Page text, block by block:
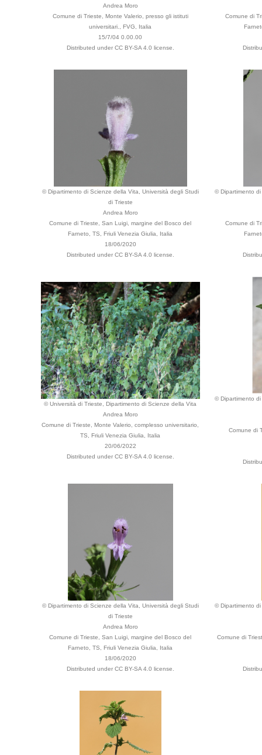
Andrea Moro
Comune di Trieste, Monte Valerio, presso gli istituti
universitari., FVG, Italia
15/7/04 0.00.00
Distributed under CC BY-SA 4.0 license.
Comune di
© Dipartimento di Scienze della Vita, Università degli Studi
di Trieste
Andrea Moro
Comune di Trieste, San Luigi, margine del Bosco del
Farneto, TS, Friuli Venezia Giulia, Italia
18/06/2020
Distributed under CC BY-SA 4.0 license.
© Dipartimento
Comune di
© Università di Trieste, Dipartimento di Scienze della Vita
Andrea Moro
Comune di Trieste, Monte Valerio, complesso universitario,
TS, Friuli Venezia Giulia, Italia
20/06/2022
Distributed under CC BY-SA 4.0 license.
© Dipartimento
Comune di
© Dipartimento di Scienze della Vita, Università degli Studi
di Trieste
Andrea Moro
Comune di Trieste, San Luigi, margine del Bosco del
Farneto, TS, Friuli Venezia Giulia, Italia
18/06/2020
Distributed under CC BY-SA 4.0 license.
© Dipartimento
Comune di